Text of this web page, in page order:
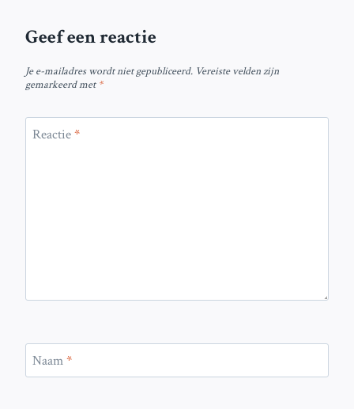
Geef een reactie
Je e-mailadres wordt niet gepubliceerd. Vereiste velden zijn
gemarkeerd met*
Reactie*
Naam*